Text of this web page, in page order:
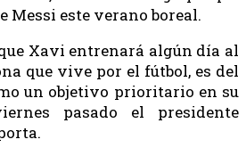
Messi este verano boreal.
Xavi entrenará algún día al
que vive por el fútbol, es del
un objetivo prioritario en su
pasado el presidente